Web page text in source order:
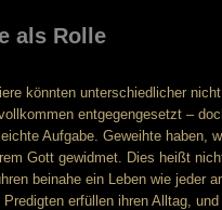
als Rolle
könnten unterschiedlicher
entgegengesetzt –
Aufgabe. Geweihte haben,
Gott gewidmet. Dies heißt
beinahe ein Leben wie jeder
erfüllen ihren Alltag,